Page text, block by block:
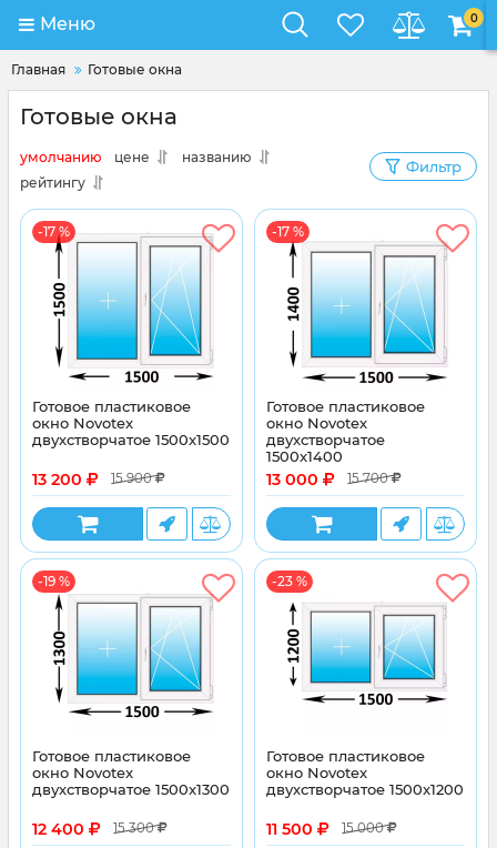
Меню 0
Главная Готовые окна
Готовые окна
умолчанию цене
названию
рейтингу
Фильтр
-17 %
Готовое пластиковое
окно Novotex
двухстворчатое 1500x1500
13 200 15 900
-17 %
Готовое пластиковое
окно Novotex
двухстворчатое
1500x1400
13 000 15 700
-19 %
Готовое пластиковое
окно Novotex
двухстворчатое 1500x1300
12 400 15 300
-23 %
Готовое пластиковое
окно Novotex
двухстворчатое 1500x1200
11 500 15 000